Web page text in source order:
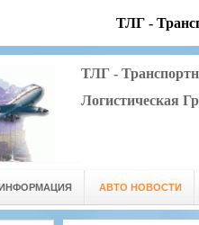
ТЛГ -
ТЛГ -
Логистическая
АВТО НОВОСТИ